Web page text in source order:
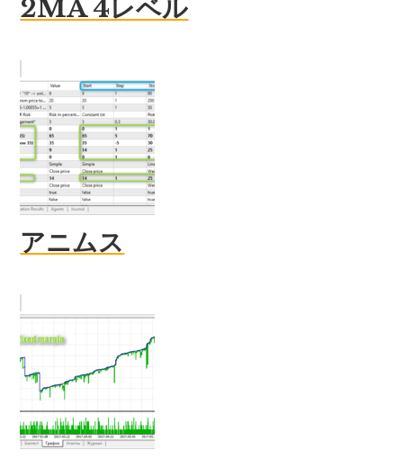
2MA 4レベル
アニムス